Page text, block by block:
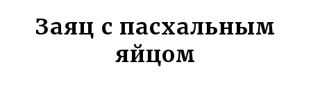
Заяц с пасхальным
яйцом